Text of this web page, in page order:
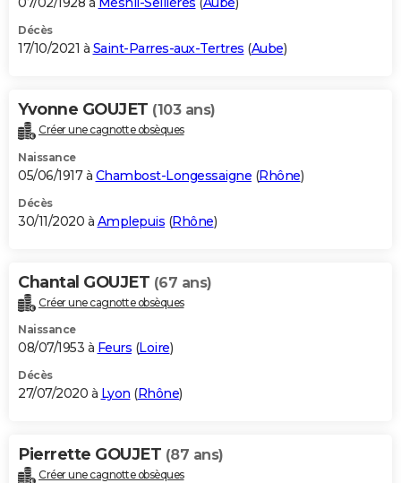
Décès
17/10/2021 à Saint-Parres-aux-Tertres (Aube)
Yvonne GOUJET (103 ans)
Créer une cagnotte obsèques
Naissance
05/06/1917 à Chambost-Longessaigne (Rhône)
Décès
30/11/2020 à Amplepuis (Rhône)
Chantal GOUJET (67 ans)
Créer une cagnotte obsèques
Naissance
08/07/1953 à Feurs (Loire)
Décès
27/07/2020 à Lyon (Rhône)
Pierrette GOUJET (87 ans)
Créer une cagnotte obsèques